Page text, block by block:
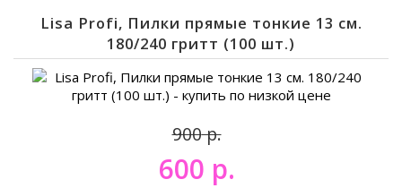
Lisa Profi, Пилки прямые тонкие 13 см.
180/240 гритт (100 шт.)
900
600 р.